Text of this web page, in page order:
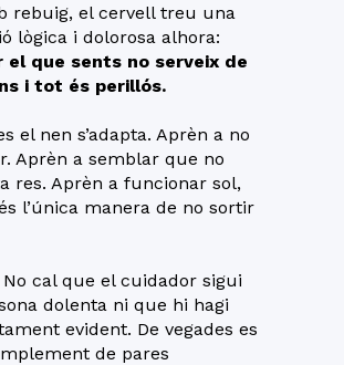
rebuig, el cervell treu una
lògica i dolorosa alhora:
el que sents no serveix de
i tot és perillós.
el nen s’adapta. Aprèn a no
Aprèn a semblar que no
res. Aprèn a funcionar sol,
l’única manera de no sortir
No cal que el cuidador sigui
dolenta ni que hi hagi
evident. De vegades es
de pares